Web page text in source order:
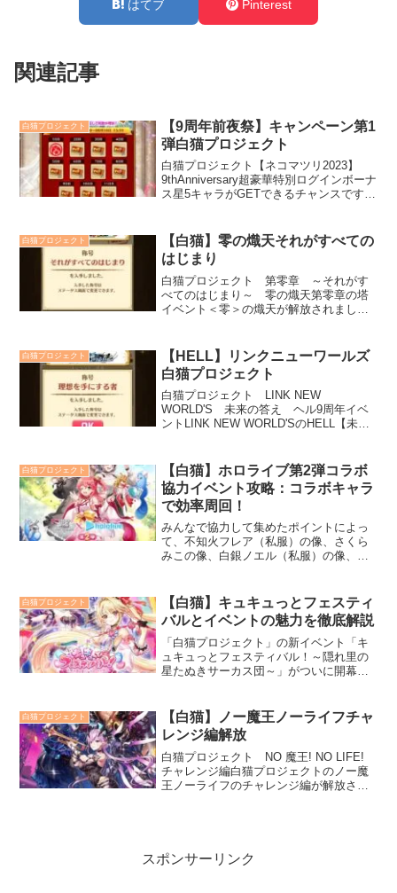
はてブ Pinterest
関連記事
白猫プロジェクト
【9周年前夜祭】キャンペーン第1
弾白猫プロジェクト
白猫プロジェクト【ネコマツリ2023】
9thAnniversary超豪華特別ログインボーナ
ス星5キャラがGETできるチャンスです。
で、景品が貰える抽選券をGETできま
す。
白猫プロジェクト
【白猫】零の熾天それがすべての
はじまり
白猫プロジェクト 第零章 ～それがす
べてのはじまり～ 零の熾天第零章の塔
イベント＜零＞の熾天が解放されまし
ます。
白猫プロジェクト
【HELL】リンクニューワールズ
白猫プロジェクト
白猫プロジェクト LINK NEW
WORLD'S 未来の答え ヘル9周年イベ
ントLINK NEW WORLD'SのHELL【未来
必要です。金称号「理想を手にする者」
が入手できます。
白猫プロジェクト
【白猫】ホロライブ第2弾コラボ
協力イベント攻略：コラボキャラ
で効率周回！
みんなで協力して集めたポイントによっ
て、不知火フレア（私服）の像、さくら
みこの像、白銀ノエル（私服）の像、尾
く、記念としても嬉しいこれらの像は、
イベント参加のモチベーションをさらに
高めてくれるでしょう。
白猫プロジェクト
【白猫】キュキュっとフェスティ
バルとイベントの魅力を徹底解説
「白猫プロジェクト」の新イベント「キ
ュキュっとフェスティバル！～隠れ里の
星たぬきサーカス団～」がついに開幕し
開催中です。キングコスモホーネットの
弱点は斬属性、打属性、そして水属性と
光属性です。
白猫プロジェクト
【白猫】ノー魔王ノーライフチャ
レンジ編解放
白猫プロジェクト NO 魔王! NO LIFE!
チャレンジ編白猫プロジェクトのノー魔
王ノーライフのチャレンジ編が解放され
スポンサーリンク